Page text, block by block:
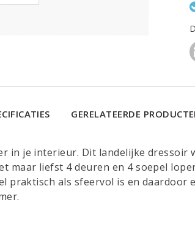
GERELATEERDE
in je interieur. Dit landelijke dressoir
maar liefst 4 deuren en 4 soepel
praktisch als sfeervol is en daardoor